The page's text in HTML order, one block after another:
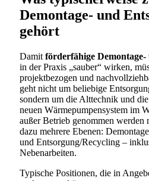
Demontage- und
gehört
Damit förderfähige
in der Praxis „sauber“ wirken,
projektbezogen und
geht nicht um beliebige
sondern um die Alttechnik und
neuen Wärmepumpensystem im
außer Betrieb genommen werden
dazu mehrere Ebenen:
und Entsorgung/Recycling –
Nebenarbeiten.
Typische Positionen, die in